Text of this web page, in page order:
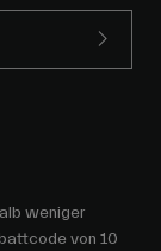
weniger
von 10